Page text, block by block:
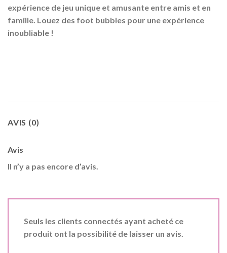
expérience de jeu unique et amusante entre amis et en
famille. Louez des foot bubbles pour une expérience
inoubliable !
AVIS (0)
Avis
Il n’y a pas encore d’avis.
Seuls les clients connectés ayant acheté ce
produit ont la possibilité de laisser un avis.